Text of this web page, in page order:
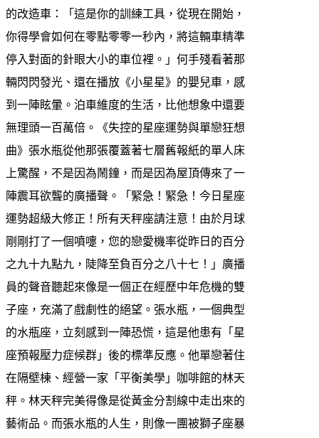
的改造車：「這是你的訓練工具，從現在開始，
你得學會如何在零點零零一秒內，將這輛車精準
停入對面的針眼大小的車位裡。」何手殘看著那
輛閃閃發光、還在播放《小星星》的嬰兒車，感
到一陣眩暈。泊車維度的生活，比他想象中還要
無理頭一百萬倍。《失控的星座運勢與單戀狂想
曲》張水瓶從他那張覆蓋著七層舊報紙的單人床
上驚醒，不是因為鬧鐘，而是因為屋頂傳來了一
陣震耳欲聾的廣播聲。「緊急！緊急！今日星座
運勢超級大修正！所有天秤座請注意！由於月球
剛剛打了一個噴嚏，您的戀愛機率從昨日的百分
之九十九點九，陡降至負百分之八十七！」廣播
員的聲音聽起來像是一個正在經歷中年危機的雙
子座，充滿了戲劇性的絕望。張水瓶，一個典型
的水瓶座，立刻感到一陣恐慌，這是他患有「星
座預報壓力症候群」後的標準反應。他單戀著住
在隔壁棟、經營一家「平衡美學」咖啡館的林天
秤。林天秤完美得像是從黃金分割線中走出來的
藝術品。而張水瓶的人生，則像一團被獅子座暴